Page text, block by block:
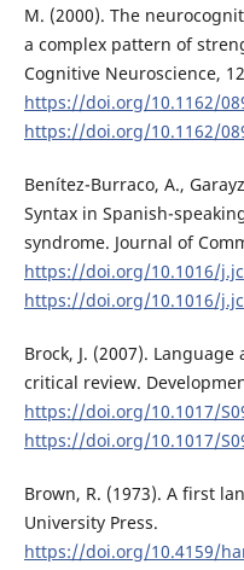
M. (2000). The
a complex pattern of
Cognitive Neuroscience,
https://doi.org/10.1162/
https://doi.org/10.1162/
Benítez-Burraco, A.,
Syntax in Spanish-
syndrome. Journal of
https://doi.org/10.1016/
https://doi.org/10.1016/
Brock, J. (2007).
critical review.
https://doi.org/10.1017/
https://doi.org/10.1017/
Brown, R. (1973). A first
University Press.
https://doi.org/10.4159/